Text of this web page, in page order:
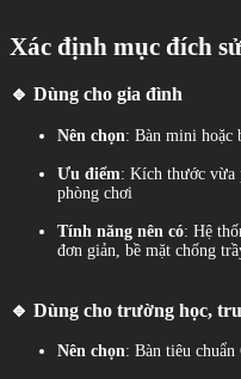
Xác định mục đích
🔹 Dùng cho gia đình
Nên chọn: Bàn mini hoặc
Ưu điểm: Kích thước vừa
phòng chơi
Tính năng nên có: Hệ
đơn giản, bề mặt chống
🔹 Dùng cho trường học,
Nên chọn: Bàn tiêu chuẩn